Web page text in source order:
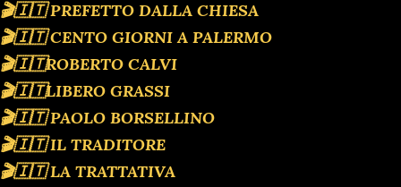
🎬🇮🇹 PREFETTO DALLA CHIESA
🎬🇮🇹 CENTO GIORNI A PALERMO
🎬🇮🇹ROBERTO CALVI
🎬🇮🇹LIBERO GRASSI
🎬🇮🇹 PAOLO BORSELLINO
🎬🇮🇹 IL TRADITORE
🎬🇮🇹 LA TRATTATIVA